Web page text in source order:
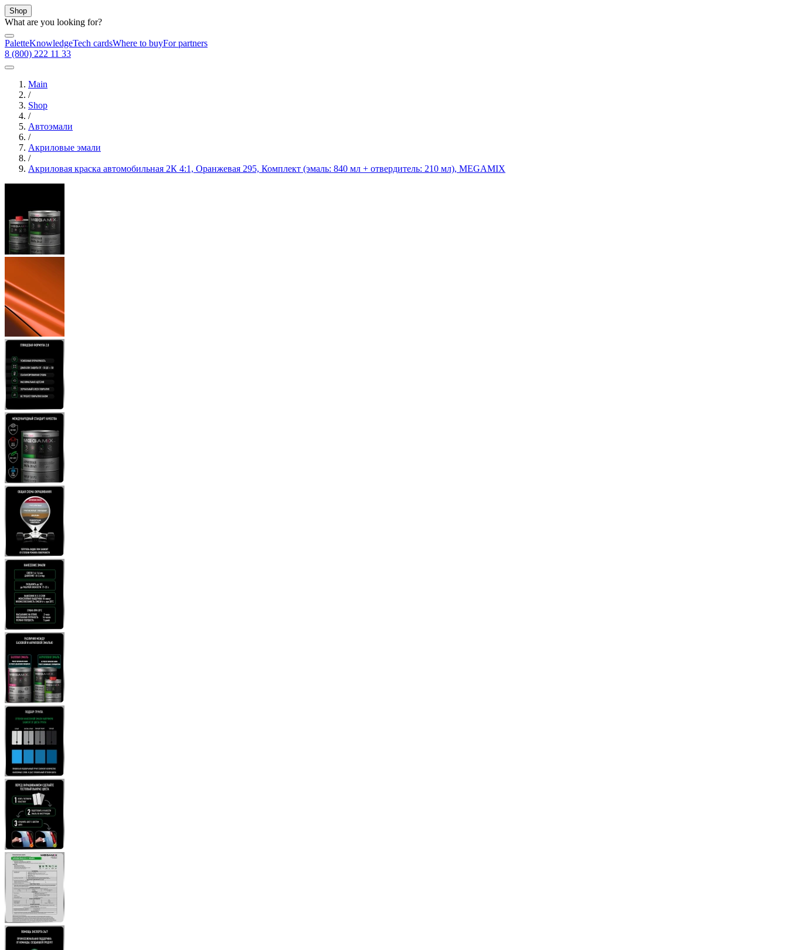
Shop
What are you looking for?
PaletteKnowledgeTech cardsWhere to buyFor partners
8 (800) 222 11 33
Main
/
Shop
/
Автоэмали
/
Акриловые эмали
/
Акриловая краска автомобильная 2К 4:1, Оранжевая 295, Комплект (эмаль: 840 мл + отвердитель: 210 мл), MEGAMIX